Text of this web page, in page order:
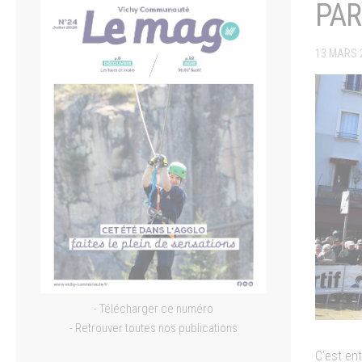
13 MARS
C’est
- Télécharger ce numéro
- Retrouver toutes nos publications